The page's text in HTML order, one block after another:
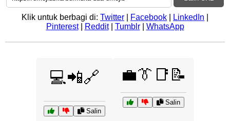
Klik untuk berbagi di: Twitter Facebook LinkedIn
Pinterest| Reddit| Tumblr| WhatsApp
💻📲🔗
Salin
💼👔📑📝
Salin